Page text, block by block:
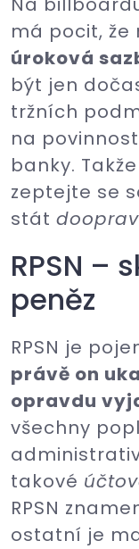
má pocit, že
úroková
být jen
tržních
na
banky.
zeptejte se
stát
RPSN –
peněz
RPSN je
právě on
opravdu
všechny
takové
RPSN
ostatní je